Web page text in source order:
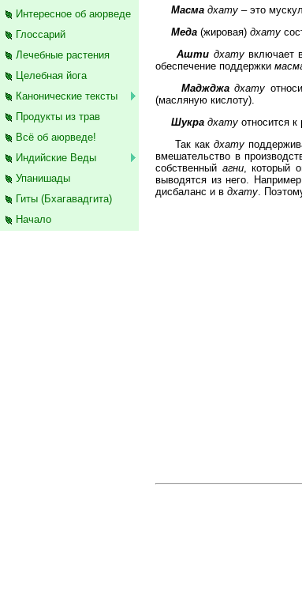
Интересное об аюрведе
Глоссарий
Лечебные растения
Целебная йога
Канонические тексты
Продукты из трав
Всё об аюрведе!
Индийские Веды
Упанишады
Гиты (Бхагавадгита)
Начало
Масма дхату – это
Меда (жировая) дхату
Ашти дхатувключает
обеспечение поддержки
Маджджадхату
(масляную кислоту).
Шукра дхату относится
Так как дхату
вмешательство в
собственный агни, который
выводятся из него.
дисбаланс и в дхату .